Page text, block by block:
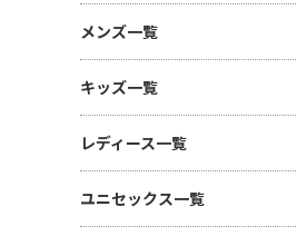
レギンス・スパッツ
その他ボトムス
生活雑貨
インテリア雑貨
時計
暑さ・紫外線対策 / 保冷グッ
ズ・扇風機
あったかグッズ・フリース
傘・レイングッズ
マフラータオル
バスタオル
リストバンド
ネクタイ・コックタイ
三角巾
バンダナ・スカーフ
メンズ一覧
メンズTシャツ
メンズ ドライTシャツ
メンズ ポロシャツ
メンズ トレーナー
キッズ一覧
キッズTシャツ
ベビー用アイテム
キッズ ドライTシャツ
レディース一覧
レディース Tシャツ
レディース ドライTシャツ
ユニセックス一覧